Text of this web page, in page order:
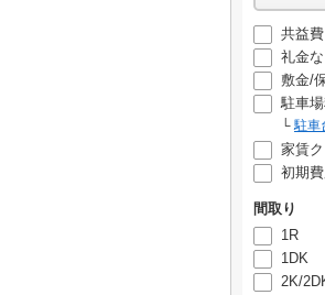
共益
礼金な
敷金/
駐車
駐車
家賃
初期
間取り
1R
1DK
2K/